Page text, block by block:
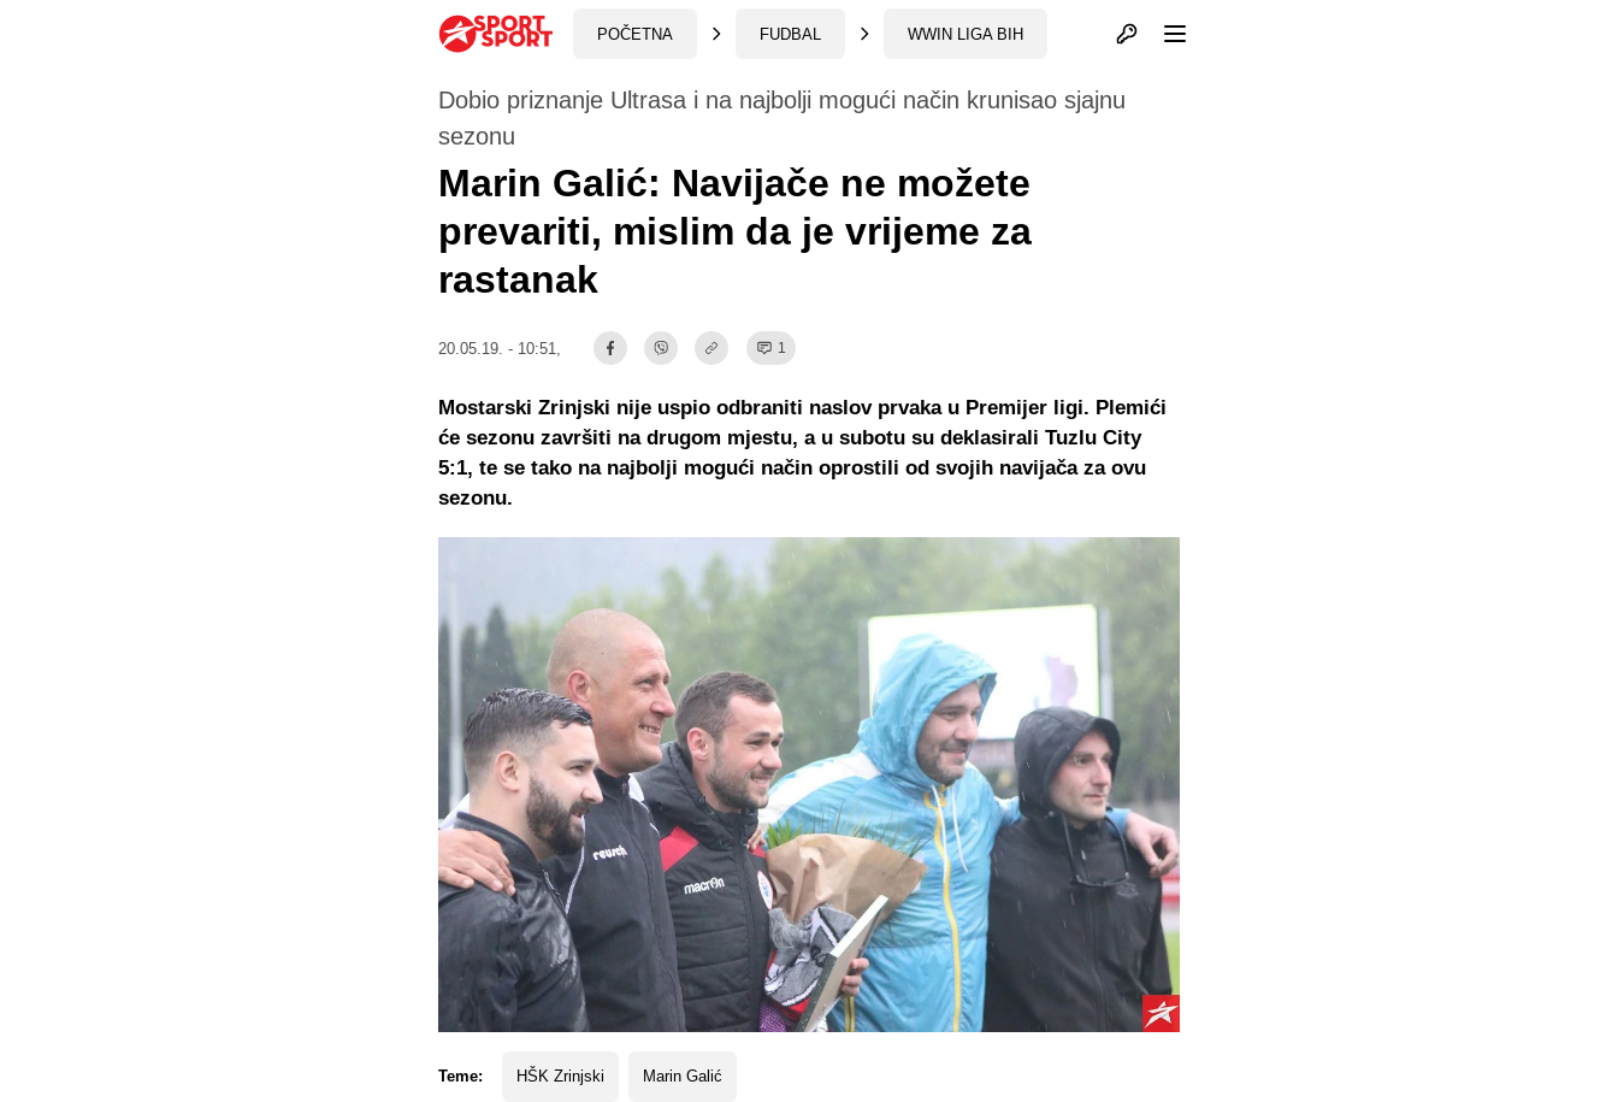
POČETNA FUDBAL WWIN LIGA BIH Otvori profil
Dobio priznanje Ultrasa i na najbolji mogući način krunisao sjajnu
sezonu
Marin Galić: Navijače ne možete
prevariti, mislim da je vrijeme za
rastanak
20.05.19. - 10:51, 1
Teme: HŠK Zrinjski Marin Galić
Mostarski Zrinjski nije uspio odbraniti naslov prvaka u Premijer ligi. Plemići
će sezonu završiti na drugom mjestu, a u subotu su deklasirali Tuzlu City
5:1, te se tako na najbolji mogući način oprostili od svojih navijača za ovu
sezonu.